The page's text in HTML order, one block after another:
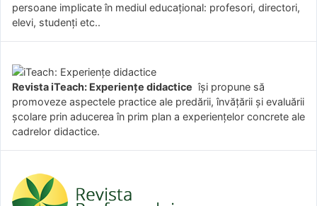
persoane implicate în mediul educațional: profesori, directori,
elevi, studenți etc..
Revista iTeach: Experienţe didactice îşi propune să
promoveze aspectele practice ale predării, învăţării şi evaluării
şcolare prin aducerea în prim plan a experienţelor concrete ale
cadrelor didactice.